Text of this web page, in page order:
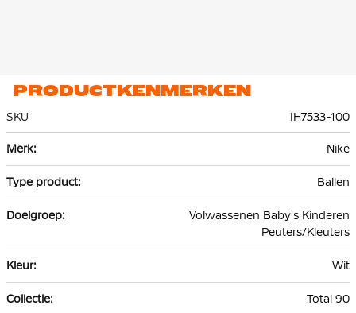
PRODUCTKENMERKEN
SKU
IH7533-100
informatie
Nike
Ballen
Volwassenen Baby's Kinderen
Peuters/Kleuters
Wit
Total 90